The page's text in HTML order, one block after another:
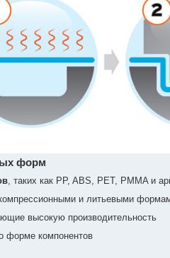
форм
, таких как PP, ABS, PET, PMMA и
и литьевыми
высокую производительность
форме компонентов